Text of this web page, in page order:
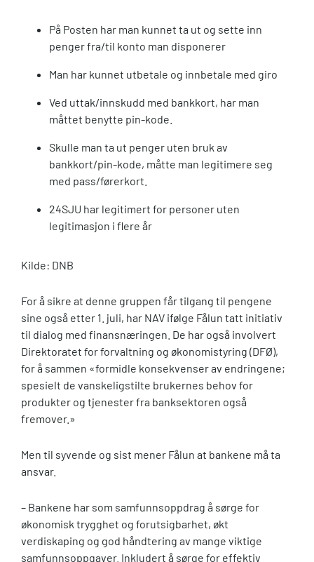
På Posten har man kunnet ta ut og sette inn
penger fra/til konto man disponerer
Man har kunnet utbetale og innbetale med giro
Ved uttak/innskudd med bankkort, har man
måttet benytte pin-kode.
Skulle man ta ut penger uten bruk av
bankkort/pin-kode, måtte man legitimere seg
med pass/førerkort.
24SJU har legitimert for personer uten
legitimasjon i flere år
Kilde: DNB
For å sikre at denne gruppen får tilgang til pengene
sine også etter 1. juli, har NAV ifølge Fålun tatt initiativ
til dialog med finansnæringen. De har også involvert
Direktoratet for forvaltning og økonomistyring (DFØ),
for å sammen «formidle konsekvenser av endringene;
spesielt de vanskeligstilte brukernes behov for
produkter og tjenester fra banksektoren også
fremover.»
Men til syvende og sist mener Fålun at bankene må ta
ansvar.
– Bankene har som samfunnsoppdrag å sørge for
økonomisk trygghet og forutsigbarhet, økt
verdiskaping og god håndtering av mange viktige
samfunnsoppgaver. Inkludert å sørge for effektiv